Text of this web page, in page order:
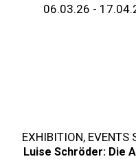
06.03.26 -
EXHIBITION, EVENTS
Luise Schröder: Die